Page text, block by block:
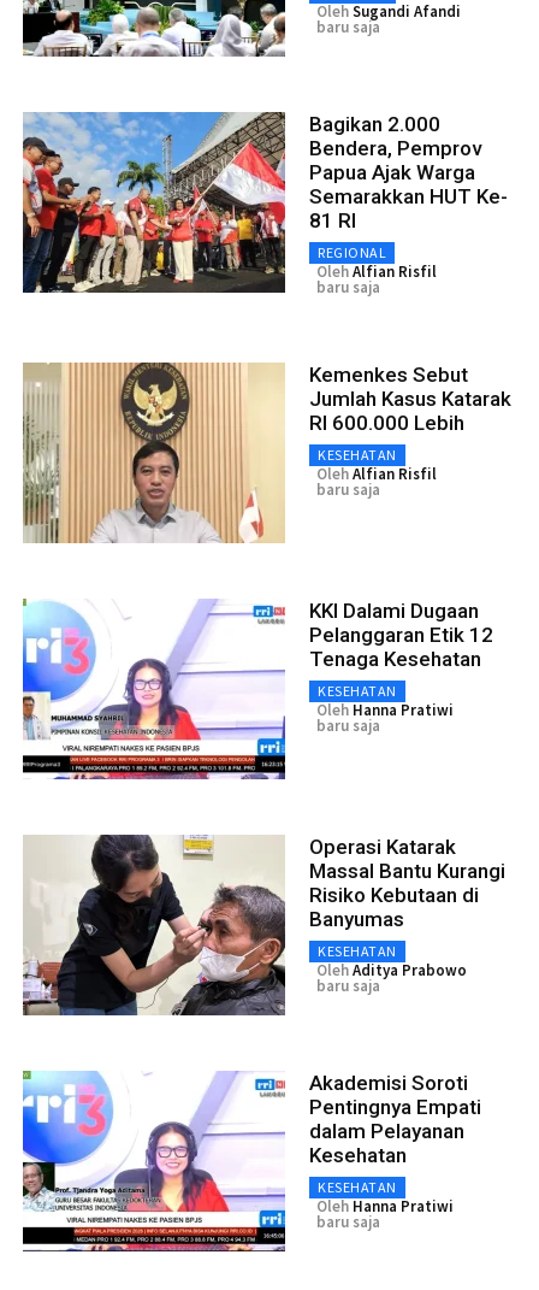
OlehSugandi Afandi
baru saja
Bagikan 2.000
Bendera, Pemprov
Papua Ajak Warga
Semarakkan HUT Ke-
81 RI
REGIONAL
OlehAlfian Risfil
baru saja
Kemenkes Sebut
Jumlah Kasus Katarak
RI 600.000 Lebih
KESEHATAN
OlehAlfian Risfil
baru saja
KKI Dalami Dugaan
Pelanggaran Etik 12
Tenaga Kesehatan
KESEHATAN
Oleh Hanna Pratiwi
baru saja
Operasi Katarak
Massal Bantu Kurangi
Risiko Kebutaan di
Banyumas
KESEHATAN
OlehAditya Prabowo
baru saja
Akademisi Soroti
Pentingnya Empati
dalam Pelayanan
Kesehatan
KESEHATAN
Oleh Hanna Pratiwi
baru saja